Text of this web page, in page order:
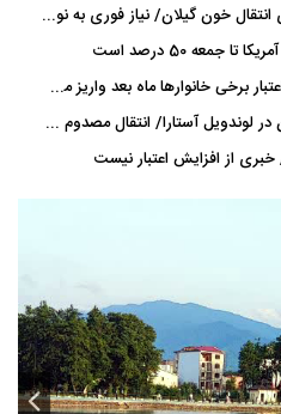
تحقق بیش از ۹۰ درصد شاخص‌های انتقال خون گیلان/ نیاز فوری به نوسازی تجهیزات آزمایشگاهی
50 درصد است
زمان ‌بندی شارژ کالابرگ تغییر کرد/ اعتبار برخی خانوارها ماه بعد واریز می‌شود
تصادف مرگبار موتورسیکلت با نیسان در لوندویل آستارا/ انتقال مصدوم با اورژانس هوایی به رشت
از افزایش اعتبار نیست